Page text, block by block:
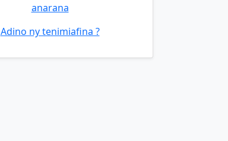
anarana
Adino ny tenimiafina ?